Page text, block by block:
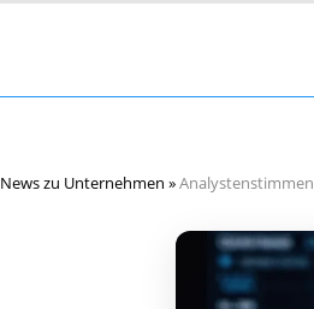
News zu Unternehmen »Analystenstimmen